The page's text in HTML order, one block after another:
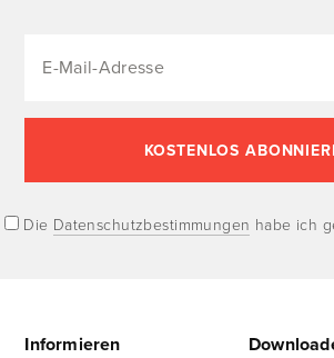
Die Datenschutzbestimmungen habe ich
Informieren